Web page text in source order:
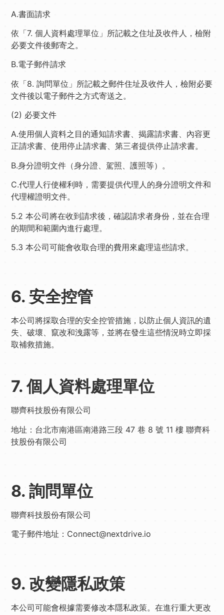
A.書面請求
依「7. 個人資料處理單位」所記載之住址及收件人，檢附
必要文件後郵寄之。
B.電子郵件請求
依「8. 詢問單位」所記載之郵件住址及收件人，檢附必要
文件後以電子郵件之方式寄送之。
(2) 必要文件
A.使用個人資料之目的通知請求書、揭露請求書、內容更
正請求書、使用停止請求書、第三者提供停止請求書。
B.身分證明文件（身分證、駕照、護照等）。
C.代理人行使權利時，需要提供代理人的身分證明文件和
代理權證明文件。
5.2 本公司將在收到請求後，確認請求者身份，並在合理
的期間和範圍內進行處理。
5.3 本公司可能會收取合理的費用來處理這些請求。
6. 安全控管
本公司將採取合理的安全控管措施，以防止個人資訊的遺
失、破壞、竄改和洩露等，並將在發生這些情況時立即採
取補救措施。
7. 個人資料處理單位
聯齊科技股份有限公司
地址：台北市南港區南港路三段 47 巷 8 號 11 樓 聯齊科
技股份有限公司
8. 詢問單位
聯齊科技股份有限公司
電子郵件地址：Connect@nextdrive.io
9. 改變隱私政策
本公司可能會根據需要修改本隱私政策。在進行重大更改